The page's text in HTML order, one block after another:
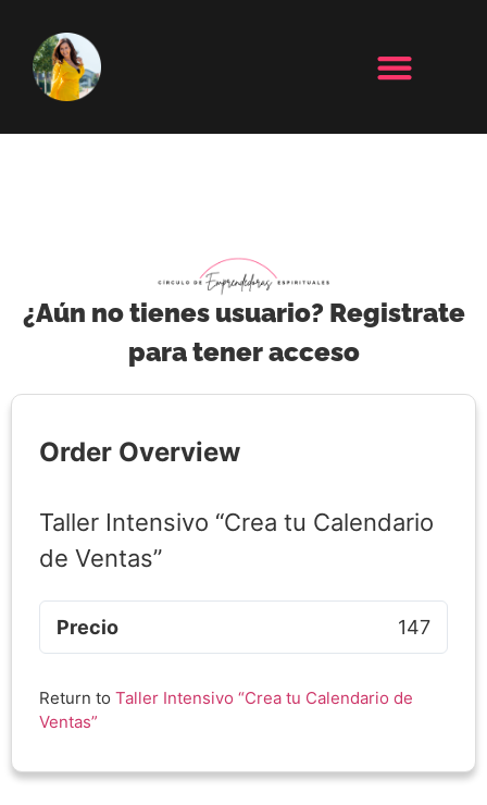
¿Aún no tienes usuario? Registrate
para tener acceso
Order Overview
Taller Intensivo “Crea tu Calendario
de Ventas”
Precio 147
Return to Taller Intensivo “Crea tu Calendario de
Ventas”